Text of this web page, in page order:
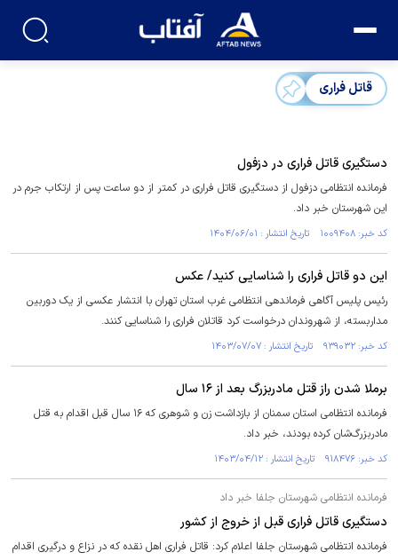
قاتل فراری
دستگیری قاتل فراری در دزفول
فرمانده انتظامی دزفول از دستگیری قاتل فراری در کمتر از دو ساعت پس از ارتکاب جرم در
این شهرستان خبر داد.
کد خبر: ۱۰۰۹۴۰۸ تاریخ انتشار : ۱۴۰۴/۰۶/۰۱
این دو قاتل فراری را شناسایی کنید/ عکس
رئیس پلیس آگاهی فرماندهی انتظامی غرب استان تهران با انتشار عکسی از یک دوربین
مداربسته، از شهروندان درخواست کرد قاتلان فراری را شناسایی کنند.
کد خبر: ۹۳۹۰۳۲ تاریخ انتشار : ۱۴۰۳/۰۷/۰۷
برملا شدن راز قتل مادربزرگ بعد از ۱۶ سال
فرمانده انتظامی استان سمنان از بازداشت زن و شوهری که ۱۶ سال قبل اقدام به قتل
مادربزرگ‌شان کرده بودند، خبر داد.
کد خبر: ۹۱۸۴۷۶ تاریخ انتشار : ۱۴۰۳/۰۴/۱۲
فرمانده انتظامی شهرستان جلفا خبر داد
دستگیری قاتل فراری قبل از خروج از کشور
فرمانده انتظامی شهرستان جلفا اعلام کرد: قاتل فراری اهل نقده که در نزاع و درگیری اقدام